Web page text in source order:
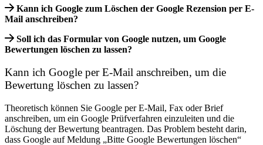
Kann ich Google zum Löschen der Google Rezension per E-
Mail anschreiben?
Soll ich das Formular von Google nutzen, um Google
Bewertungen löschen zu lassen?
Kann ich Google per E-Mail anschreiben, um die
Bewertung löschen zu lassen?
Theoretisch können Sie Google per E-Mail, Fax oder Brief
anschreiben, um ein Google Prüfverfahren einzuleiten und die
Löschung der Bewertung beantragen. Das Problem besteht darin,
dass Google auf Meldung „Bitte Google Bewertungen löschen“